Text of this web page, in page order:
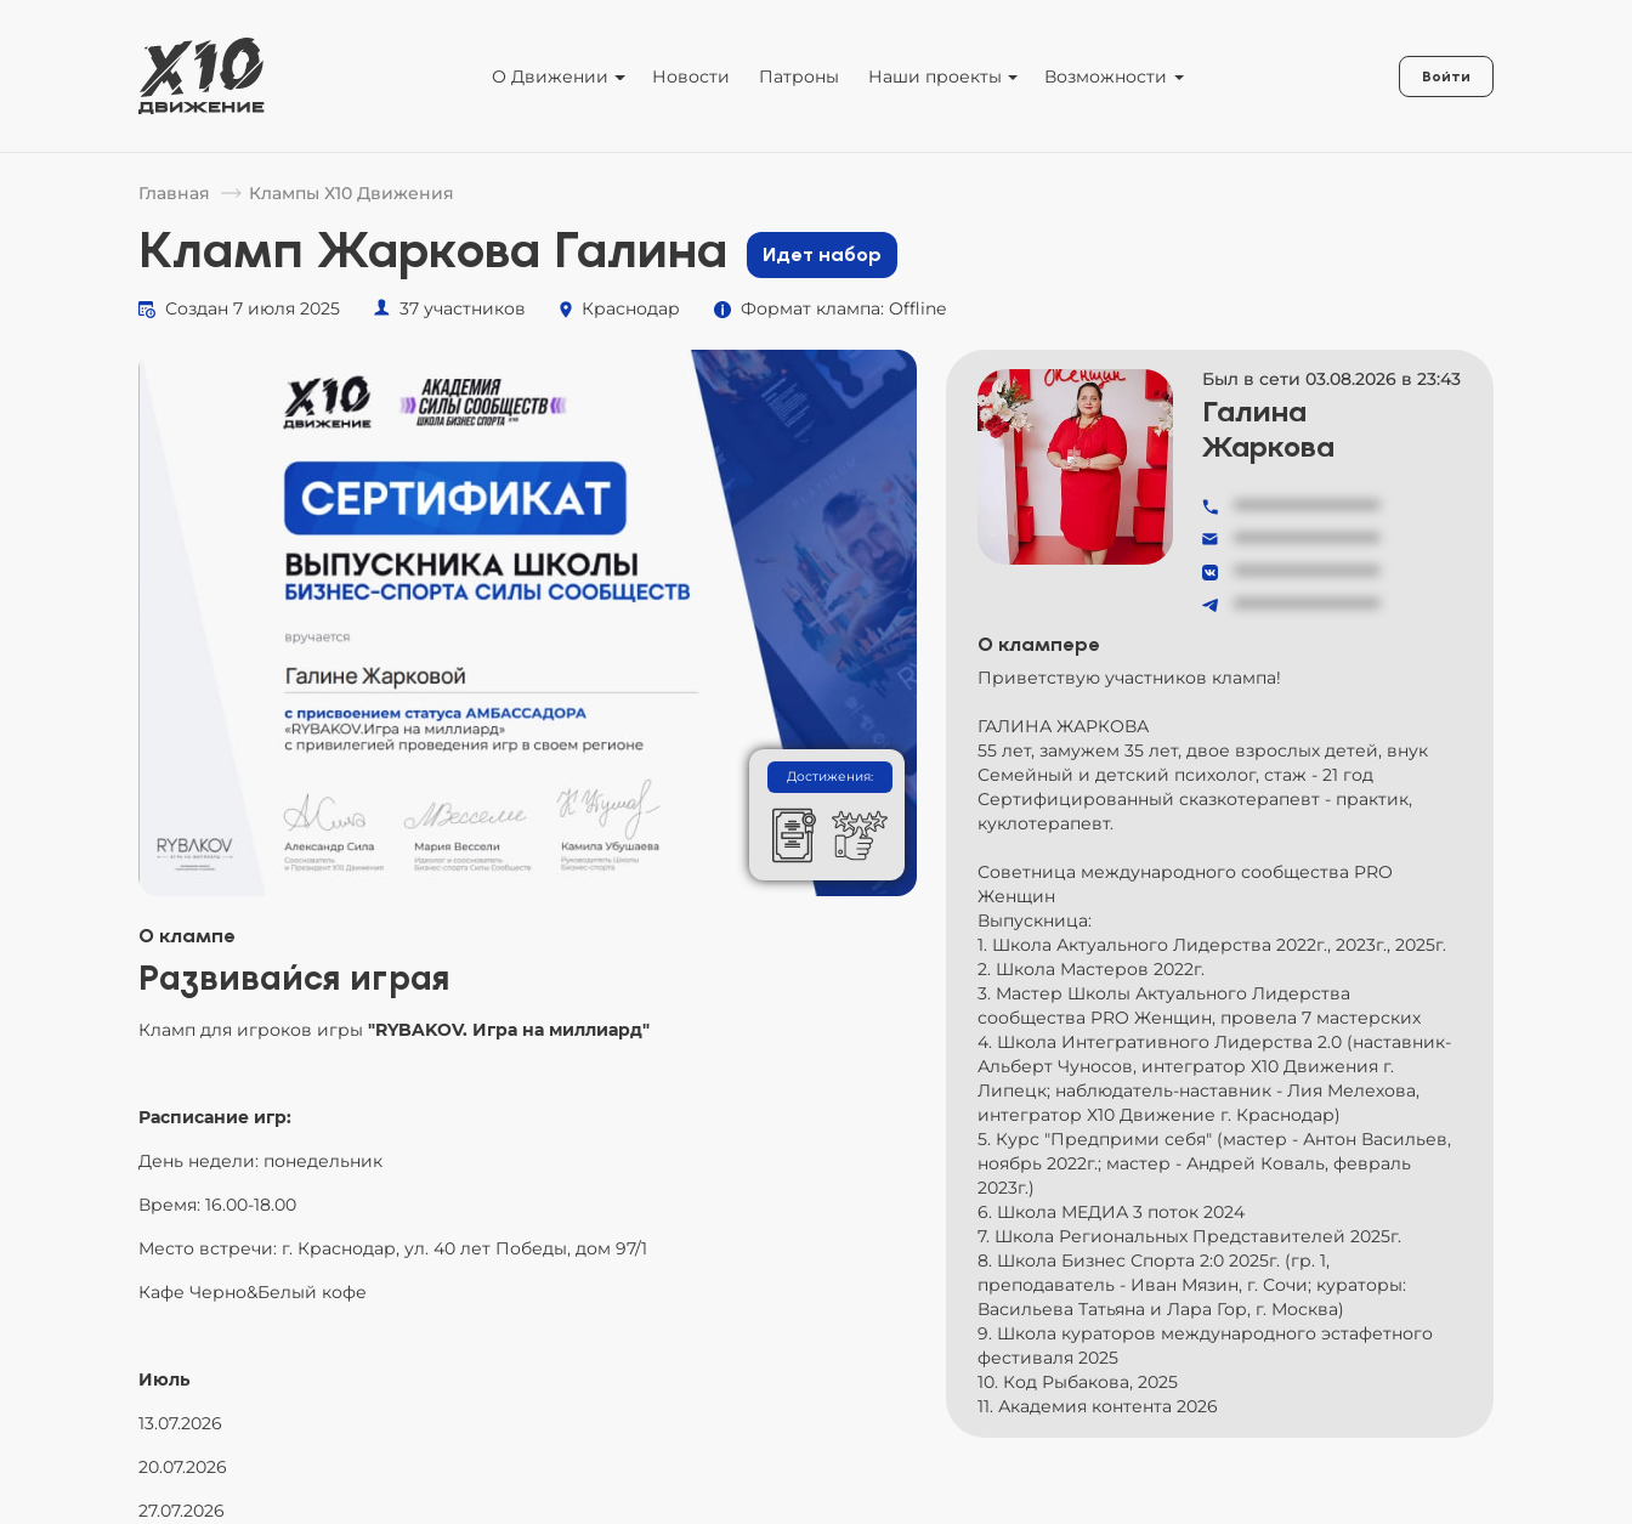
О Движении Новости Патроны Наши проекты Возможности Войти
Главная Клампы Х10 Движения
Кламп Жаркова Галина Идет набор
Создан 7 июля 2025 37 участников Краснодар Формат клампа: Offline
Достижения:
О клампе
Развивайся играя
Кламп для игроков игры "RYBAKOV. Игра на миллиард"
Расписание игр:
День недели: понедельник
Время: 16.00-18.00
Место встречи: г. Краснодар, ул. 40 лет Победы, дом 97/1
Кафе Черно&Белый кофе
Июль
13.07.2026
20.07.2026
27.07.2026
Был в сети 03.08.2026 в 23:43
Галина
Жаркова
О клампере
Приветствую участников клампа!
ГАЛИНА ЖАРКОВА
55 лет, замужем 35 лет, двое взрослых детей, внук
Семейный и детский психолог, стаж - 21 год
Сертифицированный сказкотерапевт - практик,
куклотерапевт.
Советница международного сообщества PRO
Женщин
Выпускница:
1. Школа Актуального Лидерства 2022г., 2023г., 2025г.
2. Школа Мастеров 2022г.
3. Мастер Школы Актуального Лидерства
сообщества PRO Женщин, провела 7 мастерских
4. Школа Интегративного Лидерства 2.0 (наставник-
Альберт Чуносов, интегратор Х10 Движения г.
Липецк; наблюдатель-наставник - Лия Мелехова,
интегратор Х10 Движение г. Краснодар)
5. Курс "Предприми себя" (мастер - Антон Васильев,
ноябрь 2022г.; мастер - Андрей Коваль, февраль
2023г.)
6. Школа МЕДИА 3 поток 2024
7. Школа Региональных Представителей 2025г.
8. Школа Бизнес Спорта 2:0 2025г. (гр. 1,
преподаватель - Иван Мязин, г. Сочи; кураторы:
Васильева Татьяна и Лара Гор, г. Москва)
9. Школа кураторов международного эстафетного
фестиваля 2025
10. Код Рыбакова, 2025
11. Академия контента 2026